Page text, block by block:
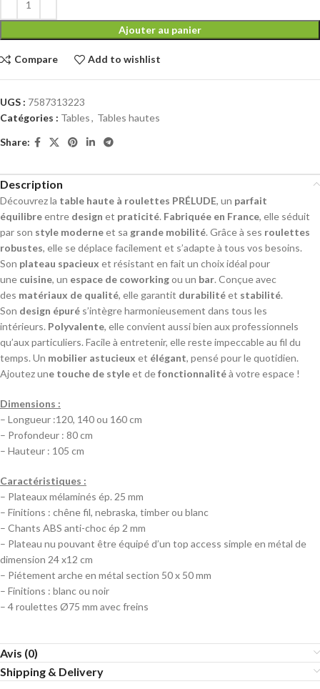
Ajouter au panier
Compare Add to wishlist
UGS : 7587313223
Catégories : Tables, Tables hautes
Share:
Description
Découvrez la table haute à roulettes PRÉLUDE, un parfait
équilibreentre design et praticité. Fabriquée en France, elle séduit
par son style moderneet sa grande mobilité. Grâce à ses roulettes
robustes, elle se déplace facilement et s’adapte à tous vos besoins.
Son plateau spacieux et résistant en fait un choix idéal pour
une cuisine, un espace de coworkingou un bar. Conçue avec
des matériaux de qualité, elle garantit durabilitéet stabilité.
Son design épuré s’intègre harmonieusement dans tous les
intérieurs. Polyvalente, elle convient aussi bien aux professionnels
qu’aux particuliers. Facile à entretenir, elle reste impeccable au fil du
temps. Un mobilier astucieux et élégant, pensé pour le quotidien.
Ajoutez une touche de styleet defonctionnalitéà votre espace !
Dimensions :
– Longueur :120, 140 ou 160 cm
– Profondeur : 80 cm
– Hauteur : 105 cm
Caractéristiques :
– Plateaux mélaminés ép. 25 mm
– Finitions : chêne fil, nebraska, timber ou blanc
– Chants ABS anti-choc ép 2 mm
– Plateau nu pouvant être équipé d’un top access simple en métal de
dimension 24 x12 cm
– Piétement arche en métal section 50 x 50 mm
– Finitions : blanc ou noir
– 4 roulettes Ø75 mm avec freins
Avis (0)
Shipping & Delivery